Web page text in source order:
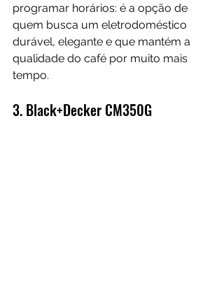
programar horários: é a opção de
quem busca um eletrodoméstico
durável, elegante e que mantém a
qualidade do café por muito mais
tempo.
3. Black+Decker CM350G